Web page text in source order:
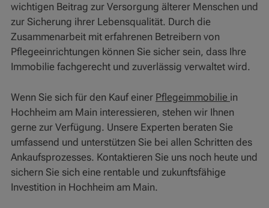
wichtigen Beitrag zur Versorgung älterer Menschen und
zur Sicherung ihrer Lebensqualität. Durch die
Zusammenarbeit mit erfahrenen Betreibern von
Pflegeeinrichtungen können Sie sicher sein, dass Ihre
Immobilie fachgerecht und zuverlässig verwaltet wird.
Wenn Sie sich für den Kauf einer Pflegeimmobilie in
Hochheim am Main interessieren, stehen wir Ihnen
gerne zur Verfügung. Unsere Experten beraten Sie
umfassend und unterstützen Sie bei allen Schritten des
Ankaufsprozesses. Kontaktieren Sie uns noch heute und
sichern Sie sich eine rentable und zukunftsfähige
Investition in Hochheim am Main.